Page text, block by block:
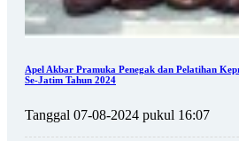
Apel Akbar Pramuka Penegak dan Pelatihan
Se-Jatim Tahun 2024
Tanggal 07-08-2024 pukul 16:07